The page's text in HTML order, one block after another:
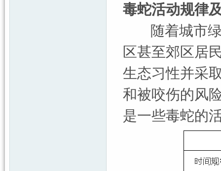
毒蛇活动规律
随着城市绿
区甚至郊区居
生态习性并采
和被咬伤的风
是一些毒蛇的